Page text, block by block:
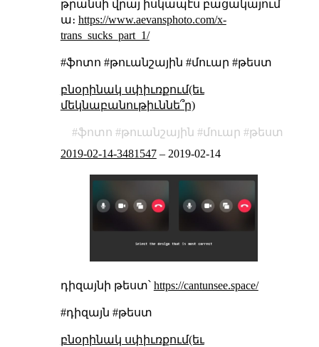
թրանսի վրայ իսկապէս բացակայում
ա։ https://www.aevansphoto.com/x-
trans_sucks_part_1/
#ֆոտո #թուանշային #մուար #թեստ
բնօրինակ սփիւռքում(եւ
մեկնաբանութիւննե՞ր)
ֆոտո թուանշային մուար
թեստ
2019-02-14-3481547– 2019-02-14
դիզայնի թեստ՝ https://cantunsee.space/
#դիզայն #թեստ
բնօրինակ սփիւռքում(եւ